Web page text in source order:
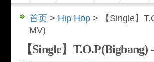
首页 > Hip Hop > 【Single】
MV)
【Single】